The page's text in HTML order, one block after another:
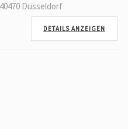
Düsseldorf
DETAILS ANZEIGEN